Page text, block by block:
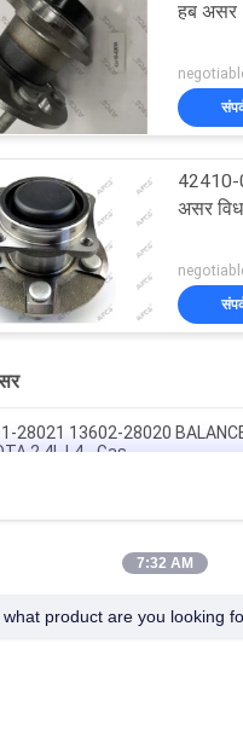
हब असर
42410-
असर
28021 13602-28020
2.4L L4 - Gas
MR995034 MITSUBISHI
PWA-003 13810-PWA-000
7:32 AM
product are you looking